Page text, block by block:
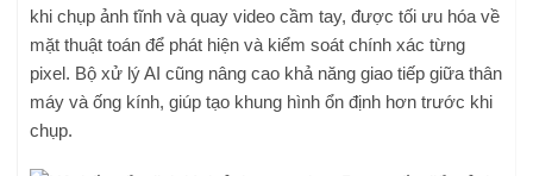
khi chụp ảnh tĩnh và quay video cầm tay, được tối ưu hóa về
mặt thuật toán để phát hiện và kiểm soát chính xác từng
pixel. Bộ xử lý AI cũng nâng cao khả năng giao tiếp giữa thân
máy và ống kính, giúp tạo khung hình ổn định hơn trước khi
chụp.